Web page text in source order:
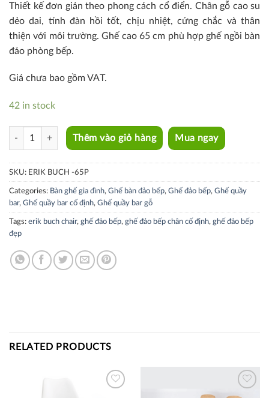
Thiết kế đơn giản theo phong cách cổ điển. Chân gỗ cao su
dẻo dai, tính đàn hồi tốt, chịu nhiệt, cứng chắc và thân
thiện với môi trường. Ghế cao 65 cm phù hợp ghế ngồi bàn
đảo phòng bếp.
Giá chưa bao gồm VAT.
42 in stock
ERIK BUCH - 65P quantity
Thêm vào giỏ hàng Mua ngay
SKU: ERIK BUCH -65P
Categories: Bàn ghế gia đình, Ghế bàn đảo bếp, Ghế đảo bếp, Ghế quầy
bar, Ghế quầy bar cố định, Ghế quầy bar gỗ
Tags: erik buch chair, ghế đảo bếp, ghế đảo bếp chân cố định, ghế đảo bếp
đẹp
RELATED PRODUCTS